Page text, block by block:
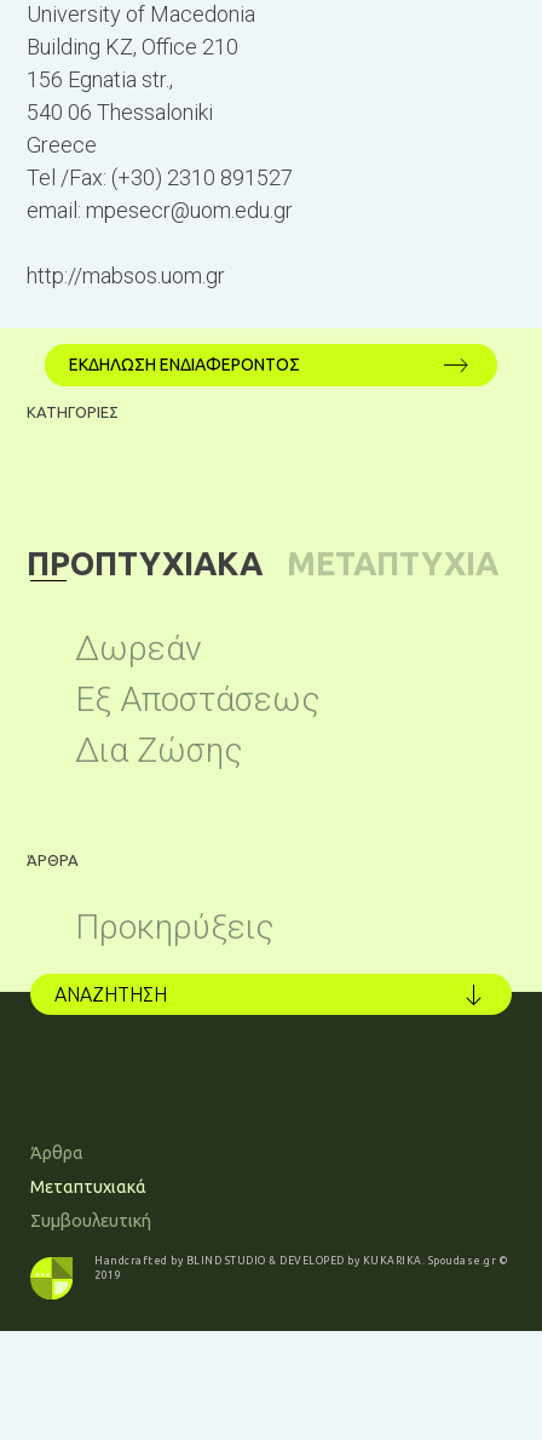
University of Macedonia
Building KZ, Office 210
156 Egnatia str.,
540 06 Thessaloniki
Greece
Tel /Fax: (+30) 2310 891527
email:mpesecr@uom.edu.gr
http://mabsos.uom.gr
ΕΚΔΗΛΩΣΗ ΕΝΔΙΑΦΕΡΟΝΤΟΣ
ΚΑΤΗΓΟΡΙΕΣ
ΠΡΟΠΤΥΧΙΑΚΑ
ΜΕΤΑΠΤΥΧΙΑ
Δωρεάν
Εξ Αποστάσεως
Δια Ζώσης
ΆΡΘΡΑ
Προκηρύξεις
ΑΝΑΖΗΤΗΣΗ
Άρθρα
Μεταπτυχιακά
Συμβουλευτική
Handcrafted by BLIND STUDIO & DEVELOPED by KUKARIKA. Spoudase.gr ©
2019